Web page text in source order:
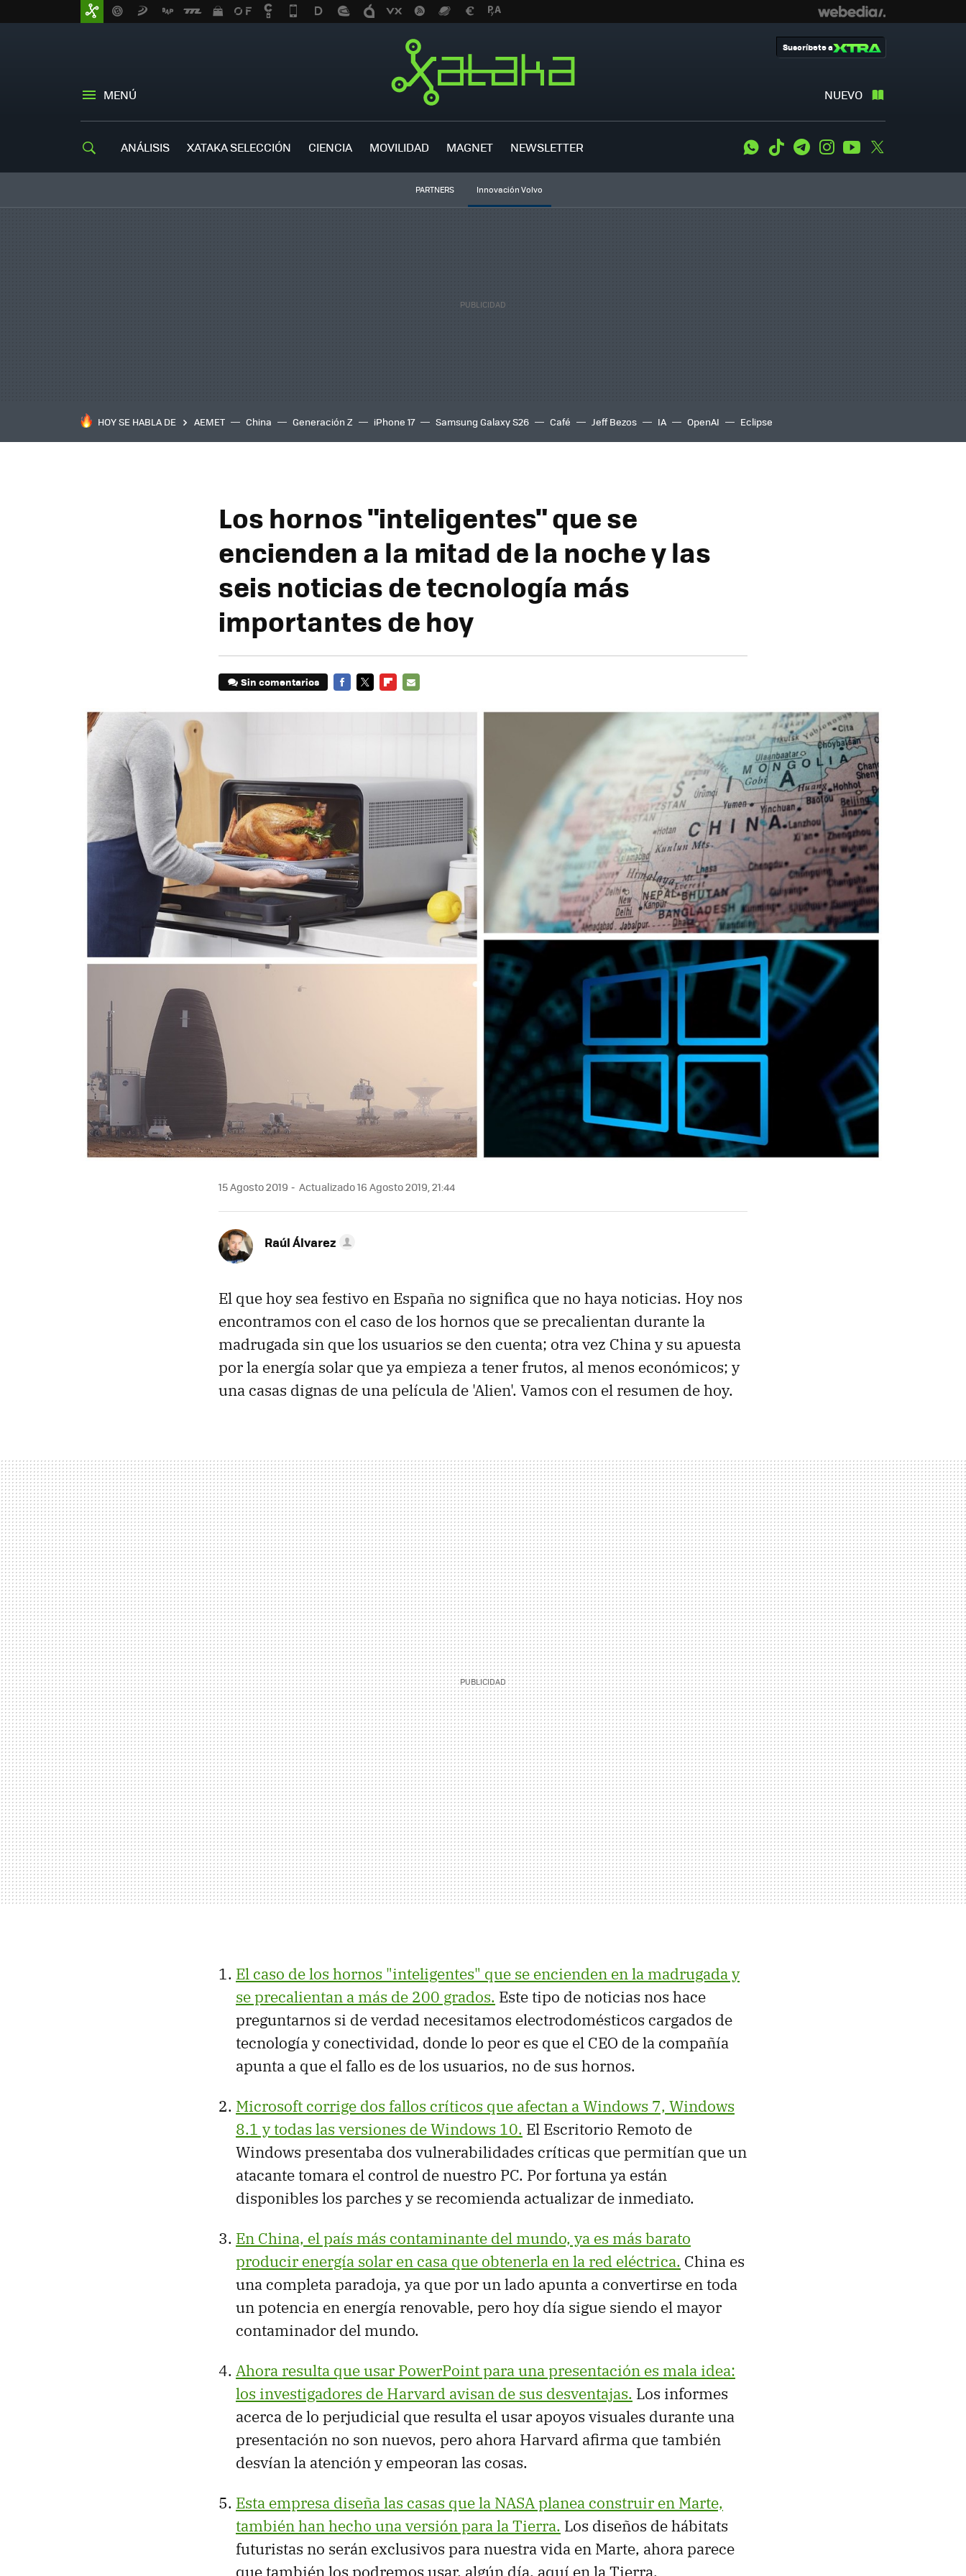
MENÚ NUEVO
Suscríbete a
ANÁLISIS XATAKA SELECCIÓN CIENCIA MOVILIDAD MAGNET NEWSLETTER WhatsApp
Tiktok TelegramInstagramYoutube
PARTNERS Innovación Volvo
HOY SE HABLA DE AEMET China Generación Z iPhone 17 Samsung Galaxy S26 Café Jeff Bezos IA OpenAI Eclipse
Los hornos "inteligentes" que se
encienden a la mitad de la noche y las
seis noticias de tecnología más
importantes de hoy
Sin comentarios
MAIL
15 Agosto 2019 Actualizado 16 Agosto 2019, 21:44
Raúl Álvarez
El que hoy sea festivo en España no significa que no haya noticias. Hoy nos
encontramos con el caso de los hornos que se precalientan durante la
madrugada sin que los usuarios se den cuenta; otra vez China y su apuesta
por la energía solar que ya empieza a tener frutos, al menos económicos; y
una casas dignas de una película de 'Alien'. Vamos con el resumen de hoy.
El caso de los hornos "inteligentes" que se encienden en la madrugada y
se precalientan a más de 200 grados. Este tipo de noticias nos hace
preguntarnos si de verdad necesitamos electrodomésticos cargados de
tecnología y conectividad, donde lo peor es que el CEO de la compañía
apunta a que el fallo es de los usuarios, no de sus hornos.
Microsoft corrige dos fallos críticos que afectan a Windows 7, Windows
8.1 y todas las versiones de Windows 10. El Escritorio Remoto de
Windows presentaba dos vulnerabilidades críticas que permitían que un
atacante tomara el control de nuestro PC. Por fortuna ya están
disponibles los parches y se recomienda actualizar de inmediato.
En China, el país más contaminante del mundo, ya es más barato
producir energía solar en casa que obtenerla en la red eléctrica. China es
una completa paradoja, ya que por un lado apunta a convertirse en toda
un potencia en energía renovable, pero hoy día sigue siendo el mayor
contaminador del mundo.
Ahora resulta que usar PowerPoint para una presentación es mala idea:
los investigadores de Harvard avisan de sus desventajas. Los informes
acerca de lo perjudicial que resulta el usar apoyos visuales durante una
presentación no son nuevos, pero ahora Harvard afirma que también
desvían la atención y empeoran las cosas.
Esta empresa diseña las casas que la NASA planea construir en Marte,
también han hecho una versión para la Tierra. Los diseños de hábitats
futuristas no serán exclusivos para nuestra vida en Marte, ahora parece
que también los podremos usar, algún día, aquí en la Tierra.